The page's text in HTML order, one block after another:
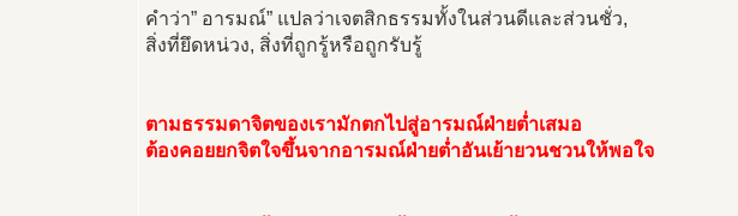
คำว่า” อารมณ์” แปลว่าเจตสิกธรรมทั้งในส่วนดีและส่วนชั่ว,
สิ่งที่ยึดหน่วง, สิ่งที่ถูกรู้หรือถูกรับรู้
ตามธรรมดาจิตของเรามักตกไปสู่อารมณ์ฝ่ายต่ำเสมอ
ต้องคอยยกจิตใจขึ้นจากอารมณ์ฝ่ายต่ำอันเย้ายวนชวนให้พอใจ